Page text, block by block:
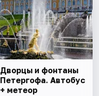
Дворцы и фонтаны
Петергофа. Автобус
+ метеор